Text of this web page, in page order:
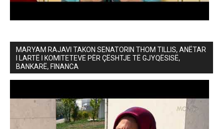
MARYAM RAJAVI TAKON SENATORIN THOM TILLIS, ANËTAR
I LARTË I KOMITETEVE PËR ÇËSHTJE TË GJYQËSISË,
BANKARË, FINANCA